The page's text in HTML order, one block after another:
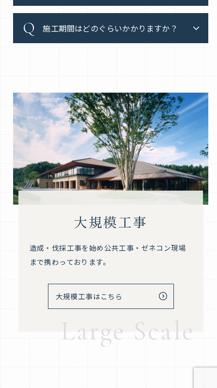
施工期間はどのぐらいかかりますか？
大規模工事
造成・伐採工事を始め公共工事・ゼネコン現場
まで携わっております。
大規模工事はこちら
Large Scale